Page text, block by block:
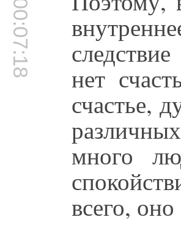
00:07:18 нет
счастье,
много
всего, оно